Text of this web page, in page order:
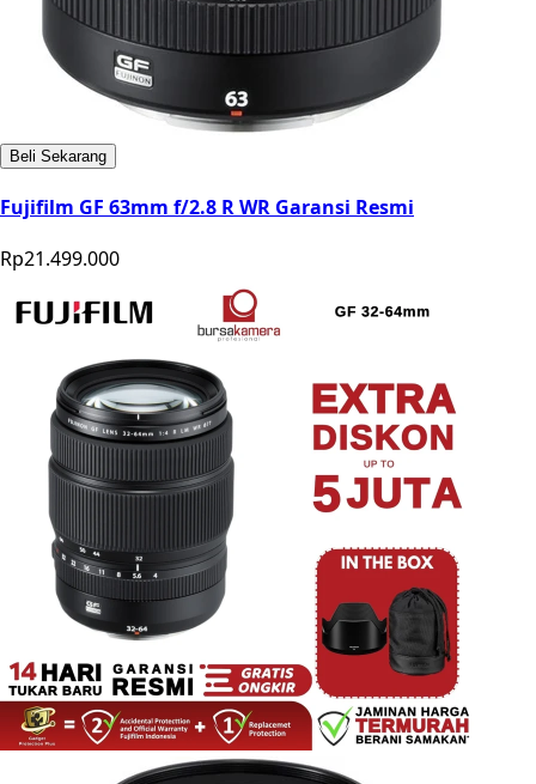
Beli Sekarang
Fujifilm GF 63mm f/2.8 R WR Garansi Resmi
Rp21.499.000